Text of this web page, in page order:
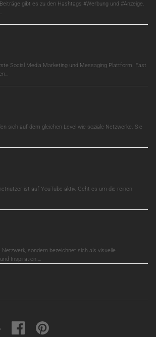
gibt es zu den Hashtags #Werbung und #Anzeige.
Social Media Marketing und Messaging Plattform. Fast
sich auf dem gleichen Level wie soziale Netzwerke. Sie
ist auf YouTube aktiv. Geht es um die reinen
sondern bezeichnet sich als visuelle
Inspiration.…
Facebookpinterest